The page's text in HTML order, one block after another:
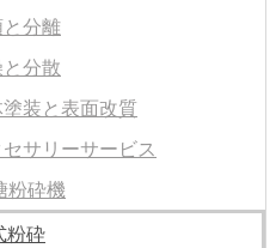
分離
分散
装と表面改質
サリーサービス
粉砕機
粉砕